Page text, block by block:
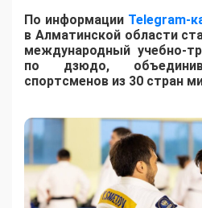
По информации Telegram-
в Алматинской области
международный учебно-
по дзюдо,
спортсменов из 30 стран